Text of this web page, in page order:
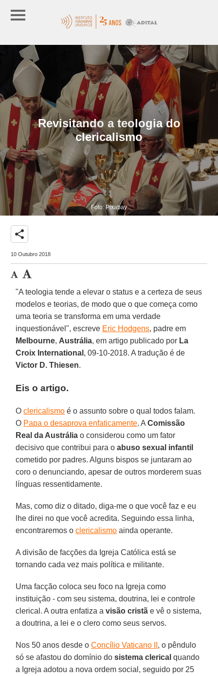
Revisitando a teologia do
clericalismo
Foto: Pixabay
share
10 Outubro 2018
"A teologia tende a elevar o status e a certeza de seus
modelos e teorias, de modo que o que começa como
uma teoria se transforma em uma verdade
inquestionável", escreve Eric Hodgens, padre em
Melbourne, Austrália, em artigo publicado por La
Croix International , 09-10-2018. A tradução é de
Victor D. Thiesen.
Eis o artigo.
Oclericalismo é o assunto sobre o qual todos falam.
O Papa o desaprova enfaticamente. AComissão
Real da Austrália o considerou como um fator
decisivo que contribui para oabuso sexual infantil
cometido por padres. Alguns bispos se juntaram ao
coro o denunciando, apesar de outros morderem suas
línguas ressentidamente.
Mas, como diz o ditado, diga-me o que você faz e eu
lhe direi no que você acredita. Seguindo essa linha,
encontraremos oclericalismo ainda operante.
A divisão de facções da Igreja Católica está se
tornando cada vez mais política e militante.
Uma facção coloca seu foco na Igreja como
instituição - com seu sistema, doutrina, lei e controle
clerical. A outra enfatiza avisão cristã e vê o sistema,
a doutrina, a lei e o clero como seus servos.
Nos 50 anos desde oConcílio Vaticano II , o pêndulo
só se afastou do domínio dosistema clerical quando
a Igreja adotou a nova ordem social, seguido por 25